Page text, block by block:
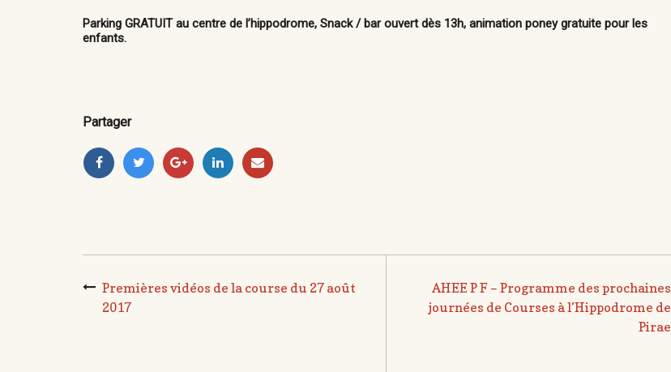
Parking GRATUIT au centre de l’hippodrome, Snack / bar ouvert dès 13h, animation poney gratuite pour les
enfants.
Partager
Premières vidéos de la course du 27 août
2017
AHEE P F – Programme des prochaines
journées de Courses à l’Hippodrome de
Pirae